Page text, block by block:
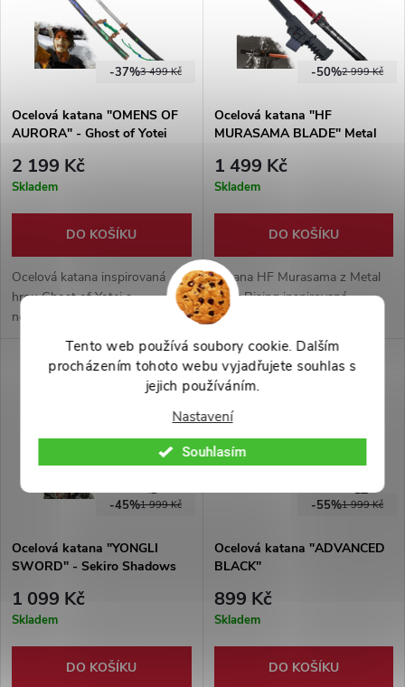
Tento web používá soubory cookie. Dalším
procházením tohoto webu vyjadřujete souhlas s
jejich používáním.
Nastavení
Souhlasím
3 499 Kč
-37%
Ocelová katana "OMENS OF
AURORA" - Ghost of Yotei
2 199 Kč
Skladem
DO KOŠÍKU
Ocelová katana inspirovaná
hrou Ghost of Yotei s
neostřenou čepelí z uhlíkové
výraznou kovovou tsubou.
Velký dekorativní meč pro
fanoušky samurajů a herních
2 999 Kč
-50%
Ocelová katana "HF
MURASAMA BLADE" Metal
1 499 Kč
Skladem
DO KOŠÍKU
Katana HF Murasama z Metal
Gear Rising inspirovaná
ikonickou zbraní Jetstream
Samem. Detailní herní
zpracování s futuristickým
designem pro cosplay a
sběratele.
1 999 Kč
-45%
Ocelová katana "YONGLI
SWORD" - Sekiro Shadows
1 099 Kč
Skladem
DO KOŠÍKU
1 999 Kč
-55%
Ocelová katana "ADVANCED
BLACK"
899 Kč
Skladem
DO KOŠÍKU